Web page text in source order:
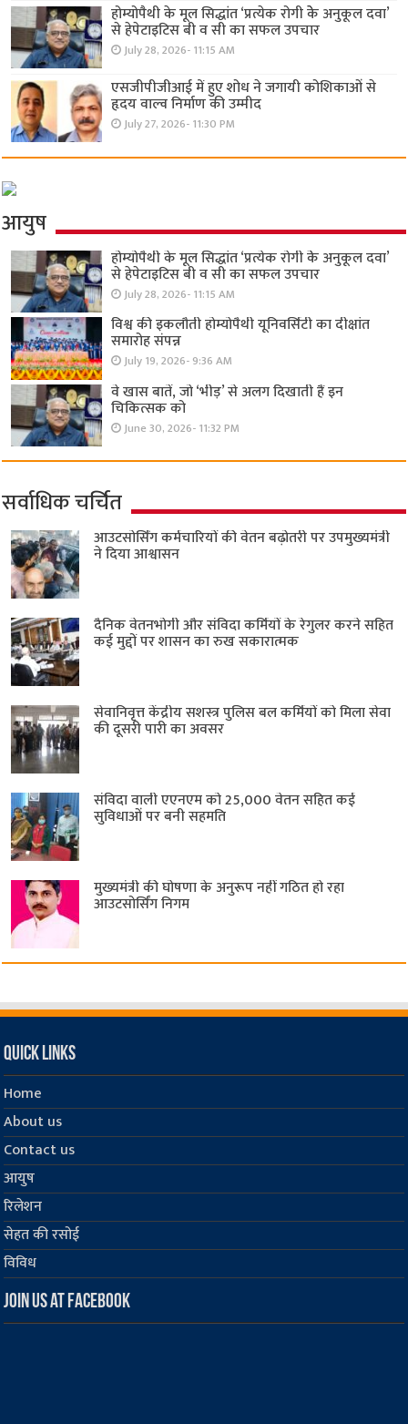
होम्योपैथी के मूल सिद्धांत ‘प्रत्येक रोगी केे अनुकूल दवा’
से हेपेटाइटिस बी व सी का सफल उपचार
July 28, 2026- 11:15 AM
एसजीपीजीआई में हुए शोध ने जगायी कोशिकाओं से
हृदय वाल्व निर्माण की उम्मीद
July 27, 2026- 11:30 PM
आयुष
होम्योपैथी के मूल सिद्धांत ‘प्रत्येक रोगी केे अनुकूल दवा’
से हेपेटाइटिस बी व सी का सफल उपचार
July 28, 2026- 11:15 AM
विश्व की इकलौती होम्योपैथी यूनिवर्सिटी का दीक्षांत
समारोह संपन्न
July 19, 2026- 9:36 AM
वे खास बातें, जो ‘भीड़’ से अलग दिखाती हैं इन
चिकित्सक को
June 30, 2026- 11:32 PM
सर्वाधिक चर्चित
आउटसोर्सिंग कर्मचारियों की वेतन बढ़ोतरी पर उपमुख्यमंत्री
ने दिया आश्वासन
दैनिक वेतनभोगी और संविदा कर्मियों के रेगुलर करने सहित
कई मुद्दों पर शासन का रुख सकारात्मक
सेवानिवृत्त केंद्रीय सशस्त्र पुलिस बल ​कर्मियों को मिला सेवा
की दूसरी पारी का अवसर
संविदा वाली एएनएम को 25,000 वेतन सहित कई
सुविधाओं पर बनी सहमति
मुख्यमंत्री की घोषणा के अनुरूप नहीं गठित हो रहा
आउटसोर्सिंग निगम
Quick Links
Home
About us
Contact us
आयुष
रिलेशन
सेहत की रसोई
विविध
Join us at Facebook